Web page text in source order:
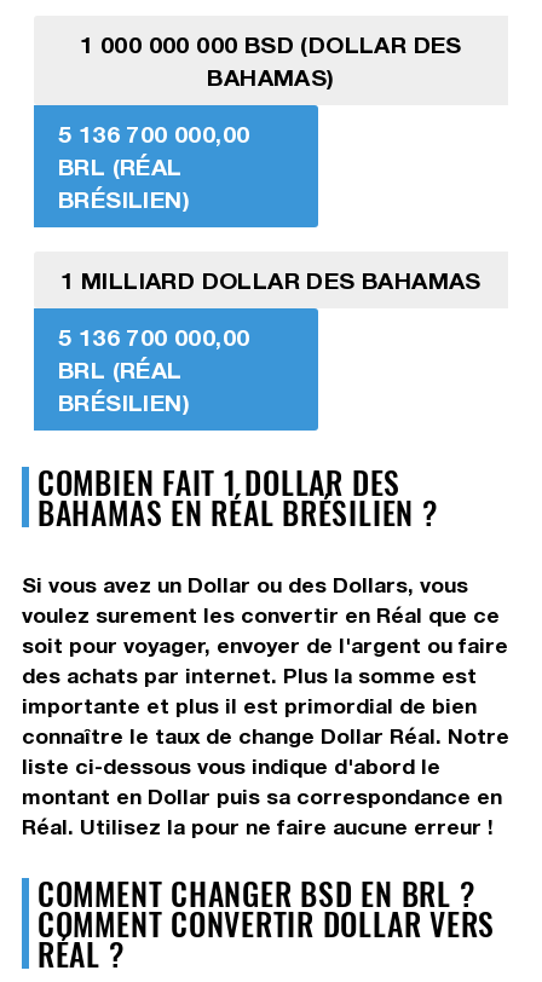
1 000 000 000 BSD (DOLLAR DES
BAHAMAS)
5 136 700 000,00
BRL (RÉAL
BRÉSILIEN)
1 MILLIARD DOLLAR DES BAHAMAS
5 136 700 000,00
BRL (RÉAL
BRÉSILIEN)
COMBIEN FAIT 1 DOLLAR DES
BAHAMAS EN RÉAL BRÉSILIEN ?
Si vous avez un Dollar ou des Dollars, vous
voulez surement les convertir en Réal que ce
soit pour voyager, envoyer de l'argent ou faire
des achats par internet. Plus la somme est
importante et plus il est primordial de bien
connaître le taux de change Dollar Réal. Notre
liste ci-dessous vous indique d'abord le
montant en Dollar puis sa correspondance en
Réal. Utilisez la pour ne faire aucune erreur !
COMMENT CHANGER BSD EN BRL ?
COMMENT CONVERTIR DOLLAR VERS
RÉAL ?